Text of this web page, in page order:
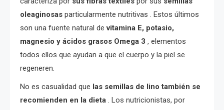
oleaginosas particularmente nutritivas . Estos últimos
son una fuente natural devitamina E, potasio,
magnesio y ácidos grasos Omega 3 , elementos
todos ellos que ayudan a que el cuerpo y la piel se
regeneren.
No es casualidad que las semillas de lino también se
recomienden en la dieta . Los nutricionistas, por